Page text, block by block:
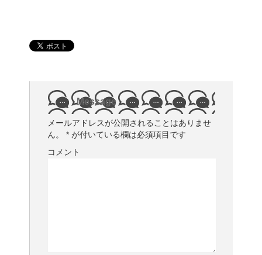
Message
メールアドレスが公開されることはありませ
ん。
* が付いている欄は必須項目です
コメント